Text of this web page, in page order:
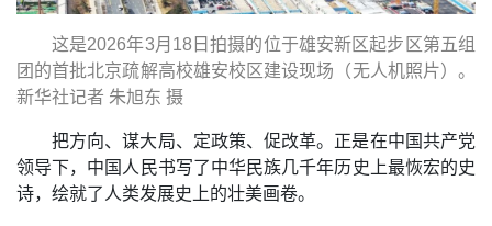
这是2026年3月18日拍摄的位于雄安新区起步区第五组
团的首批北京疏解高校雄安校区建设现场（无人机照片）。
新华社记者 朱旭东 摄
把方向、谋大局、定政策、促改革。正是在中国共产党
领导下，中国人民书写了中华民族几千年历史上最恢宏的史
诗，绘就了人类发展史上的壮美画卷。